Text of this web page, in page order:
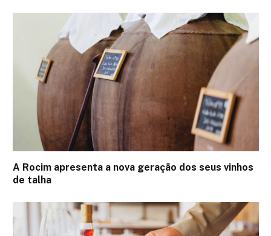
A Rocim apresenta a nova geração dos seus vinhos
de talha